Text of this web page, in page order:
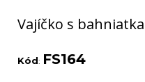
Vajíčko s
Kód: FS164